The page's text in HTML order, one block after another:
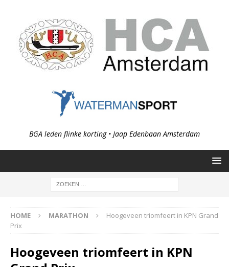
BGA leden flinke korting • Jaap Edenbaan Amsterdam
HOME MARATHON
Hoogeveen triomfeert in KPN Grand
Prix
Hoogeveen triomfeert in KPN